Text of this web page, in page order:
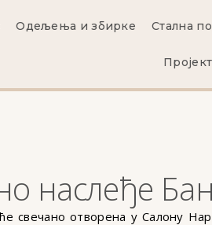
Одељења и збирке Стална
наслеђе
свечано отворена у Салону